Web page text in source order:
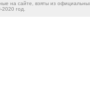
на сайте, взяты из
год.